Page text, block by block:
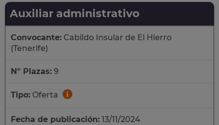
Auxiliar administrativo
Convocante: Cabildo Insular de El Hierro
(Tenerife)
Nº Plazas: 9
Tipo: Oferta
Fecha de publicación: 13/11/2024